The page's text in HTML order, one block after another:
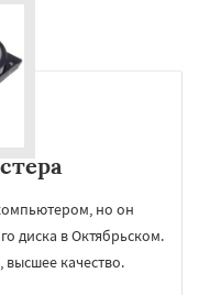
но он
диска в Октябрьском.
качество.